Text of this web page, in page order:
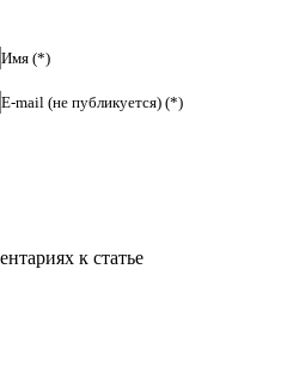
Имя (*)
E-mail (не публикуется) (*)
к статье